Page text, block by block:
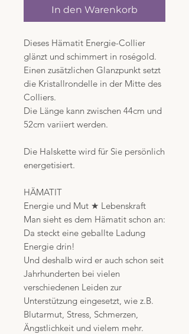
In den Warenkorb
Dieses Hämatit Energie-Collier
glänzt und schimmert in roségold.
Einen zusätzlichen Glanzpunkt setzt
die Kristallrondelle in der Mitte des
Colliers.
Die Länge kann zwischen 44cm und
52cm variiert werden.
Die Halskette wird für Sie persönlich
energetisiert.
HÄMATIT
Energie und Mut ★ Lebenskraft
Man sieht es dem Hämatit schon an:
Da steckt eine geballte Ladung
Energie drin!
Und deshalb wird er auch schon seit
Jahrhunderten bei vielen
verschiedenen Leiden zur
Unterstützung eingesetzt, wie z.B.
Blutarmut, Stress, Schmerzen,
Ängstlichkeit und vielem mehr.